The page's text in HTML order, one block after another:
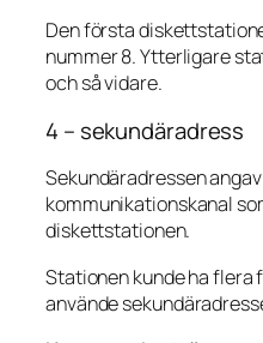
Den första
nummer 8. Ytterligare
och så vidare.
4 – sekundäradress
Sekundäradressen
kommunikationskanal
diskettstationen.
Stationen kunde ha
använde